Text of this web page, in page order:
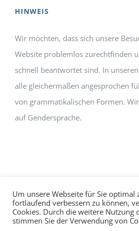
HINWEIS
Wir möchten, dass sich unsere
Website problemlos zurechtfinden
schnell beantwortet sind. In
alle gleichermaßen angesprochen
von grammatikalischen Formen.
auf Gendersprache.
Impressum Datenschutz©
Um unsere Webseite für Sie optimal
fortlaufend verbessern zu können,
Cookies. Durch die weitere Nutzung
stimmen Sie der Verwendung von